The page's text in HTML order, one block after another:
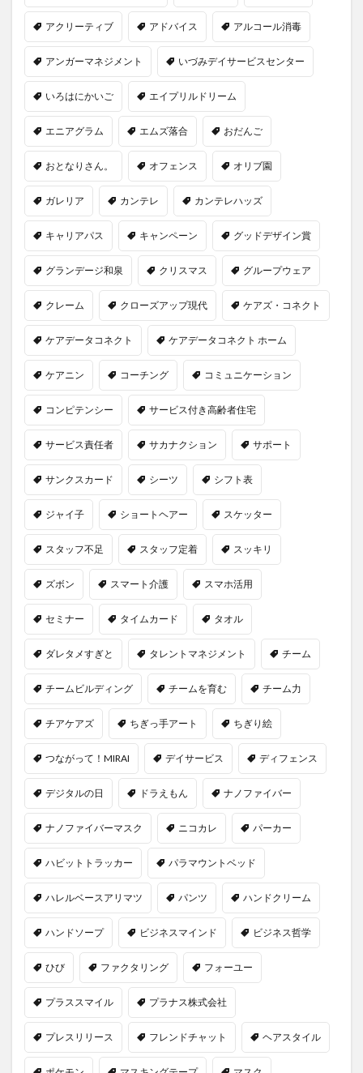
アクリーティブ アドバイス アルコール消毒
アンガーマネジメント いづみデイサービスセンター
いろはにかいご エイプリルドリーム
エニアグラム エムズ落合 おだんご
おとなりさん。 オフェンス オリブ園
ガレリア カンテレ カンテレハッズ
キャリアパス キャンペーン グッドデザイン賞
グランデージ和泉 クリスマス グループウェア
クレーム クローズアップ現代 ケアズ・コネクト
ケアデータコネクト ケアデータコネクト ホーム
ケアニン コーチング コミュニケーション
コンピテンシー サービス付き高齢者住宅
サービス責任者 サカナクション サポート
サンクスカード シーツ シフト表
ジャイ子 ショートヘアー スケッター
スタッフ不足 スタッフ定着 スッキリ
ズボン スマート介護 スマホ活用
セミナー タイムカード タオル
ダレタメすぎと タレントマネジメント チーム
チームビルディング チームを育む チーム力
チアケアズ ちぎっ手アート ちぎり絵
つながって！MIRAI デイサービス ディフェンス
デジタルの日 ドラえもん ナノファイバー
ナノファイバーマスク ニコカレ パーカー
ハビットトラッカー パラマウントベッド
ハレルベースアリマツ パンツ ハンドクリーム
ハンドソープ ビジネスマインド ビジネス哲学
ひび ファクタリング フォーユー
プラススマイル プラナス株式会社
プレスリリース フレンドチャット ヘアスタイル